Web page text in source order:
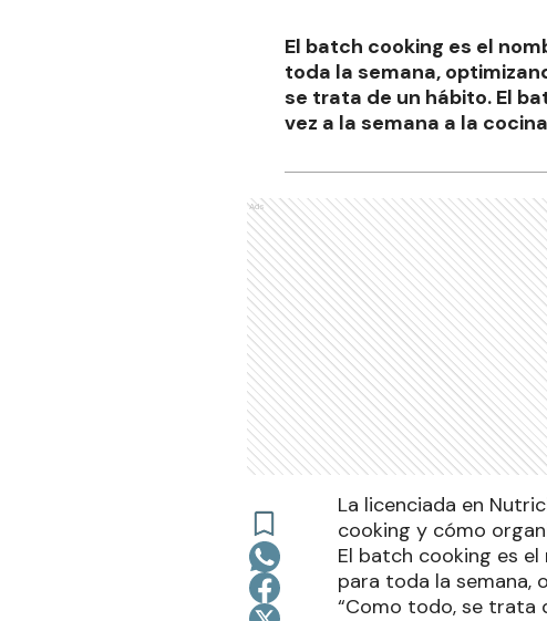
El batch cooking es el
toda la semana,
se trata de un hábito. El
vez a la semana a la
Ads
La licenciada en
cooking y cómo
El batch cooking es
para toda la semana,
“Como todo, se trata